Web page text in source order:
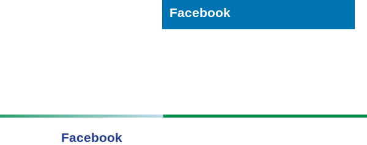
Facebook
Facebook